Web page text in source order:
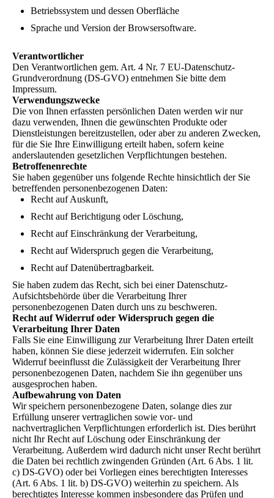
Betriebssystem und dessen Oberfläche
Sprache und Version der Browsersoftware.
Verantwortlicher
Den Verantwortlichen gem. Art. 4 Nr. 7 EU-Datenschutz-
Grundverordnung (DS-GVO) entnehmen Sie bitte dem
Impressum.
Verwendungszwecke
Die von Ihnen erfassten persönlichen Daten werden wir nur
dazu verwenden, Ihnen die gewünschten Produkte oder
Dienstleistungen bereitzustellen, oder aber zu anderen Zwecken,
für die Sie Ihre Einwilligung erteilt haben, sofern keine
anderslautenden gesetzlichen Verpflichtungen bestehen.
Betroffenenrechte
Sie haben gegenüber uns folgende Rechte hinsichtlich der Sie
betreffenden personenbezogenen Daten:
Recht auf Auskunft,
Recht auf Berichtigung oder Löschung,
Recht auf Einschränkung der Verarbeitung,
Recht auf Widerspruch gegen die Verarbeitung,
Recht auf Datenübertragbarkeit.
Sie haben zudem das Recht, sich bei einer Datenschutz-
Aufsichtsbehörde über die Verarbeitung Ihrer
personenbezogenen Daten durch uns zu beschweren.
Recht auf Widerruf oder Widerspruch gegen die
Verarbeitung Ihrer Daten
Falls Sie eine Einwilligung zur Verarbeitung Ihrer Daten erteilt
haben, können Sie diese jederzeit widerrufen. Ein solcher
Widerruf beeinflusst die Zulässigkeit der Verarbeitung Ihrer
personenbezogenen Daten, nachdem Sie ihn gegenüber uns
ausgesprochen haben.
Aufbewahrung von Daten
Wir speichern personenbezogene Daten, solange dies zur
Erfüllung unserer vertraglichen sowie vor- und
nachvertraglichen Verpflichtungen erforderlich ist. Dies berührt
nicht Ihr Recht auf Löschung oder Einschränkung der
Verarbeitung. Außerdem wird dadurch nicht unser Recht berührt
die Daten bei rechtlich zwingenden Gründen (Art. 6 Abs. 1 lit.
c) DS-GVO) oder bei Vorliegen eines berechtigten Interesses
(Art. 6 Abs. 1 lit. b) DS-GVO) weiterhin zu speichern. Als
berechtigtes Interesse kommen insbesondere das Prüfen und